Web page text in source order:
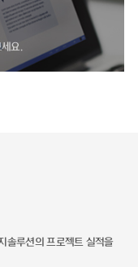
요.
솔루션의 프로젝트 실적을